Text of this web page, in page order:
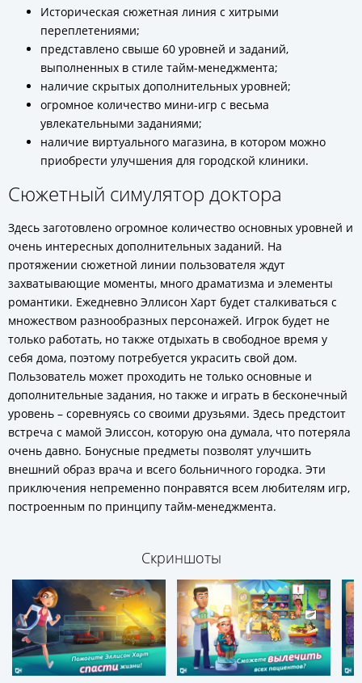
Историческая сюжетная линия с хитрыми
переплетениями;
представлено свыше 60 уровней и заданий,
выполненных в стиле тайм-менеджмента;
наличие скрытых дополнительных уровней;
огромное количество мини-игр с весьма
увлекательными заданиями;
наличие виртуального магазина, в котором можно
приобрести улучшения для городской клиники.
Сюжетный симулятор доктора
Здесь заготовлено огромное количество основных уровней и
очень интересных дополнительных заданий. На
протяжении сюжетной линии пользователя ждут
захватывающие моменты, много драматизма и элементы
романтики. Ежедневно Эллисон Харт будет сталкиваться с
множеством разнообразных персонажей. Игрок будет не
только работать, но также отдыхать в свободное время у
себя дома, поэтому потребуется украсить свой дом.
Пользователь может проходить не только основные и
дополнительные задания, но также и играть в бесконечный
уровень – соревнуясь со своими друзьями. Здесь предстоит
встреча с мамой Элиссон, которую она думала, что потеряла
очень давно. Бонусные предметы позволят улучшить
внешний образ врача и всего больничного городка. Эти
приключения непременно понравятся всем любителям игр,
построенным по принципу тайм-менеджмента.
Скриншоты